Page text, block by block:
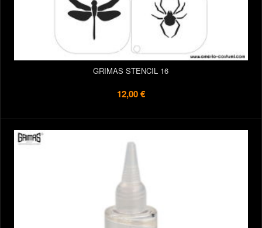
GRIMAS STENCIL 16
12,00 €